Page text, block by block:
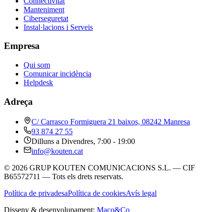
Manteniment
Ciberseguretat
Instal·lacions i Serveis
Empresa
Qui som
Comunicar incidència
Helpdesk
Adreça
C/ Carrasco Formiguera 21 baixos, 08242 Manresa
93 874 27 55
Dilluns a Divendres, 7:00 - 19:00
info@kouten.cat
© 2026 GRUP KOUTEN COMUNICACIONS S.L. — CIF
B65572711 — Tots els drets reservats.
Política de privadesaPolítica de cookiesAvís legal
Disseny & desenvolupament: Maco&Co